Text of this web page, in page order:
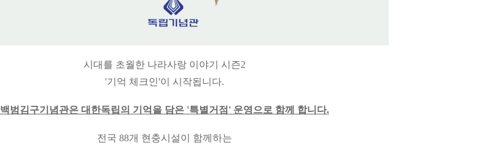
시대를 초월한 나라사랑 이야기 시즌2
'기억 체크인'이 시작됩니다.
백범김구기념관은 대한독립의 기억을 담은 '특별거점' 운영으로 함께 합니다.
전국 88개 현충시설이 함께하는